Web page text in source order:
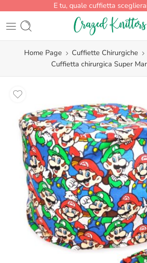
E tu, quale cuffietta
Home Page Cuffiette Chirurgiche
Cuffietta chirurgica Super